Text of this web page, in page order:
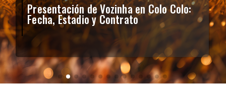
Presentación de Vozinha en Colo Colo:
Fecha, Estadio y Contrato